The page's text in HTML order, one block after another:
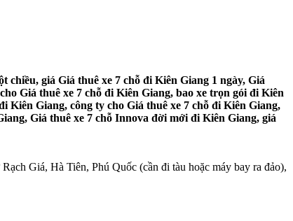
chiều, giá Giá thuê xe 7 chỗ đi Kiên Giang 1 ngày, Giá
Giá thuê xe 7 chỗ đi Kiên Giang, bao xe trọn gói đi Kiên
Kiên Giang, công ty cho Giá thuê xe 7 chỗ đi Kiên Giang,
Giá thuê xe 7 chỗ Innova đời mới đi Kiên Giang, giá
Giá, Hà Tiên, Phú Quốc (cần đi tàu hoặc máy bay ra đảo),